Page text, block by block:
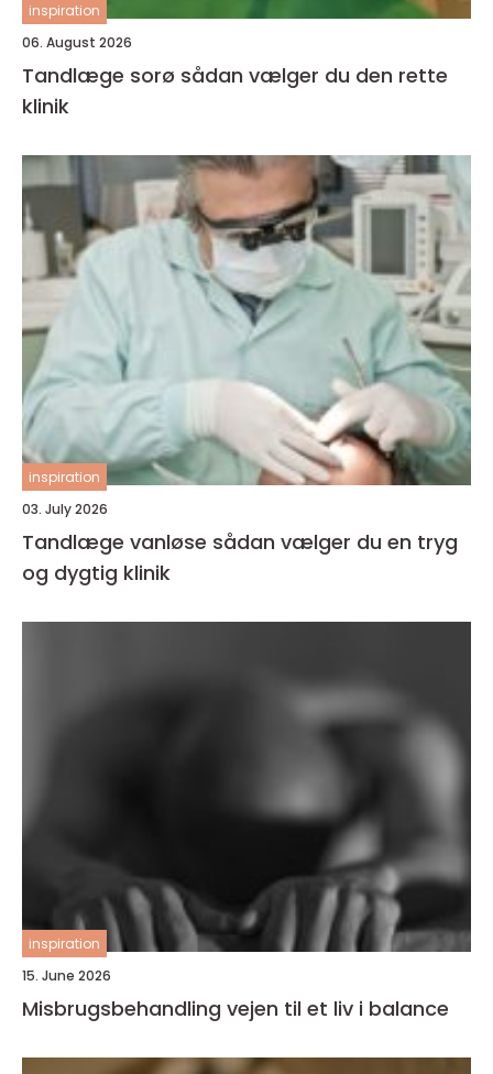
inspiration
06. August 2026
Tandlæge sorø sådan vælger du den rette
klinik
inspiration
03. July 2026
Tandlæge vanløse sådan vælger du en tryg
og dygtig klinik
inspiration
15. June 2026
Misbrugsbehandling vejen til et liv i balance